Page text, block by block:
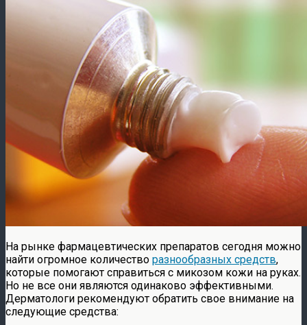
На рынке фармацевтических препаратов сегодня можно
найти огромное количество разнообразных средств,
которые помогают справиться с микозом кожи на руках.
Но не все они являются одинаково эффективными.
Дерматологи рекомендуют обратить свое внимание на
следующие средства: